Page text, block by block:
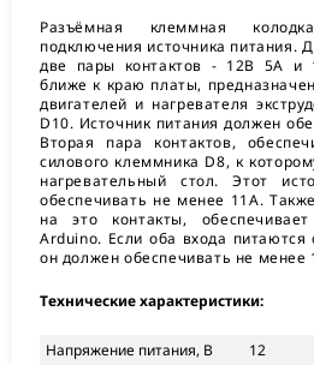
Разъёмная клеммная
подключения источника питания.
две пары контактов - 12В 5А и
ближе к краю платы,
двигателей и нагревателя
D10. Источник питания должен
Вторая пара контактов,
силового клеммника D8, к
нагревательный стол. Этот
обеспечивать не менее 11A.
на это контакты,
Arduino. Если оба входа питаются
он должен обеспечивать не менее
Технические характеристики:
Напряжение питания, В
12